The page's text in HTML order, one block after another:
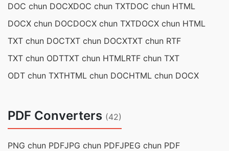
DOC chun DOCXDOC chun TXTDOC chun HTML
DOCX chun DOCDOCX chun TXTDOCX chun HTML
TXT chun DOCTXT chun DOCXTXT chun RTF
TXT chun ODTTXT chun HTMLRTF chun TXT
ODT chun TXTHTML chun DOCHTML chun DOCX
PDF Converters (42)
PNG chun PDFJPG chun PDFJPEG chun PDF